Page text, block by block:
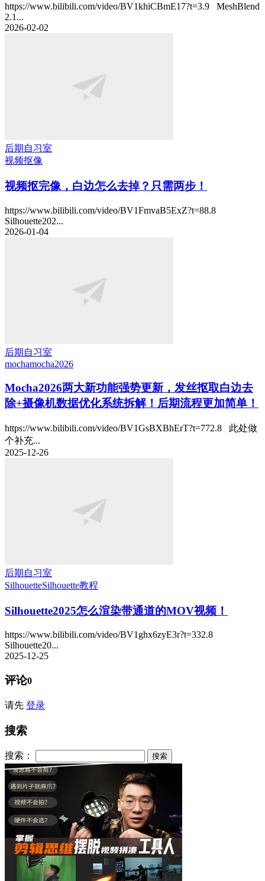
https://www.bilibili.com/video/BV1khiCBmE17?t=3.9 MeshBlend
2.1...
2026-02-02
后期自习室
视频抠像
视频抠完像，白边怎么去掉？只需两步！
https://www.bilibili.com/video/BV1FmvaB5ExZ?t=88.8
Silhouette202...
2026-01-04
后期自习室
mochamocha2026
Mocha2026两大新功能强势更新，发丝抠取白边去
除+摄像机数据优化系统拆解！后期流程更加简单！
https://www.bilibili.com/video/BV1GsBXBhErT?t=772.8 此处做
个补充...
2025-12-26
后期自习室
SilhouetteSilhouette教程
Silhouette2025怎么渲染带通道的MOV视频！
https://www.bilibili.com/video/BV1ghx6zyE3r?t=332.8
Silhouette20...
2025-12-25
评论0
请先 登录
搜索
搜索：